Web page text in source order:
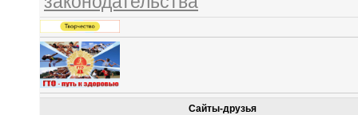
Сайты-друзья